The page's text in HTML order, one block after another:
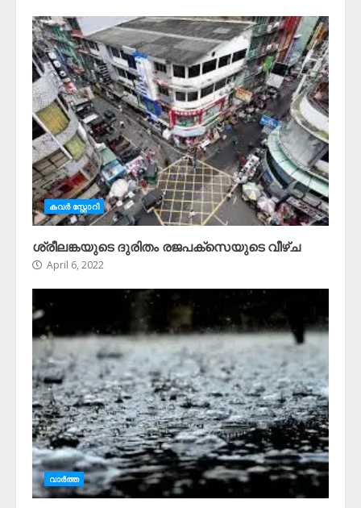
കവർ സ്റ്റോറി
ശ്രീലങ്കയുടെ ദുരിതം രജപക്സെയുടെ വീഴ്ച
April 6, 2022
വാർത്ത